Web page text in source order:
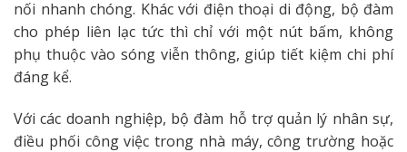
nối nhanh chóng. Khác với điện thoại di động, bộ đàm
cho phép liên lạc tức thì chỉ với một nút bấm, không
phụ thuộc vào sóng viễn thông, giúp tiết kiệm chi phí
đáng kể.
Với các doanh nghiệp, bộ đàm hỗ trợ quản lý nhân sự,
điều phối công việc trong nhà máy, công trường hoặc